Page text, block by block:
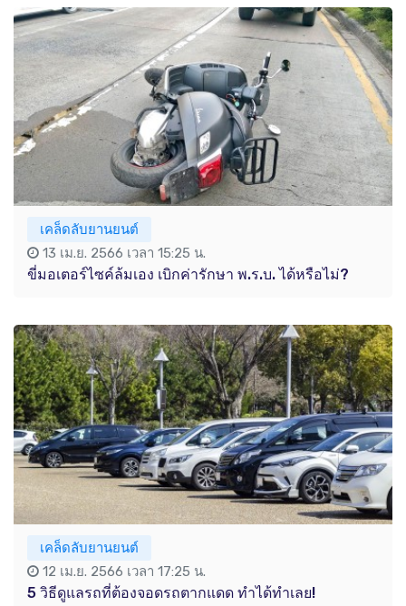
เคล็ดลับยานยนต์
13 เม.ย. 2566 เวลา 15:25 น.
ขี่มอเตอร์ไซค์ล้มเอง เบิกค่ารักษา พ.ร.บ. ได้หรือไม่?
เคล็ดลับยานยนต์
12 เม.ย. 2566 เวลา 17:25 น.
5 วิธีดูแลรถที่ต้องจอดรถตากแดด ทำได้ทำเลย!